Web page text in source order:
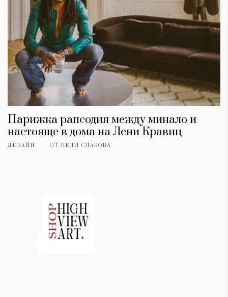
Парижка рапсодия между минало и
настояще в дома на Лени Кравиц
ДИЗАЙН ОТ НЕЛИ СЛАВОВА